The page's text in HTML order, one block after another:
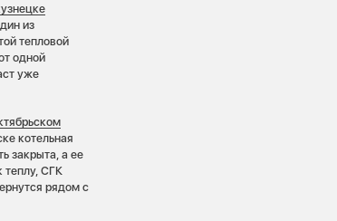
из
тепловой
одной
уже
котельная
закрыта, а ее
теплу, СГК
рядом с